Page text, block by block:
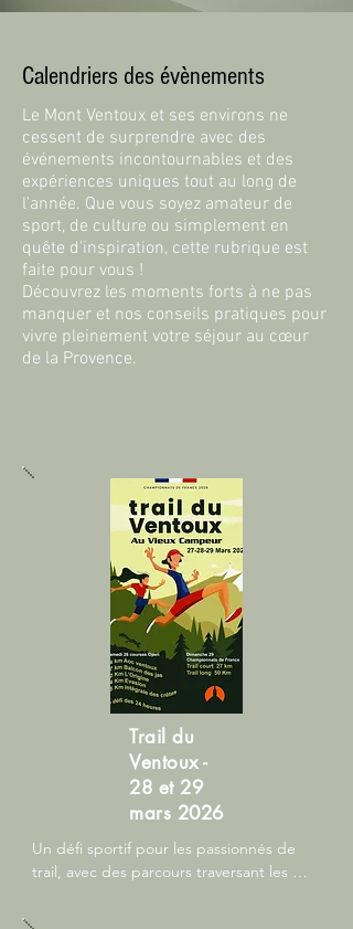
Calendriers des évènements
Le Mont Ventoux et ses environs ne
cessent de surprendre avec des
événements incontournables et des
expériences uniques tout au long de
l'année. Que vous soyez amateur de
sport, de culture ou simplement en
quête d'inspiration, cette rubrique est
faite pour vous !
Découvrez les moments forts à ne pas
manquer et nos conseils pratiques pour
vivre pleinement votre séjour au cœur
de la Provence.
Trail du
Ventoux -
28 et 29
mars 2026
Un défi sportif pour les passionnés de
trail, avec des parcours traversant les